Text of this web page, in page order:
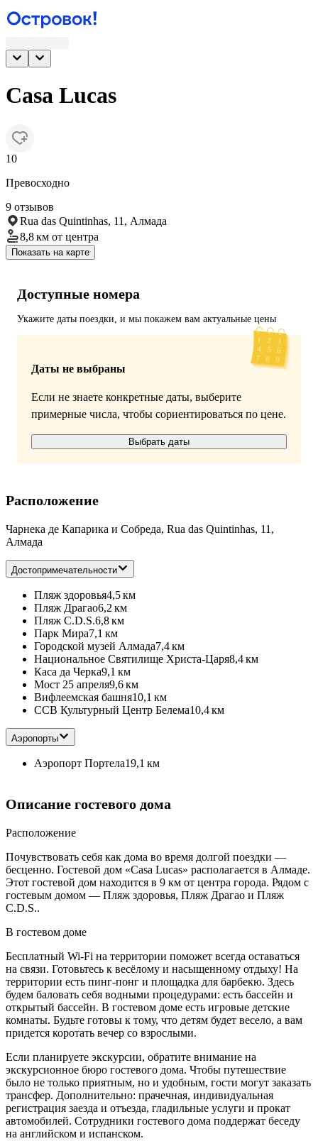
Casa Lucas
10
Превосходно
9 отзывов
Rua das Quintinhas, 11, Алмада
8,8 км от центра
Показать на карте
Доступные номера
Укажите даты поездки, и мы покажем вам актуальные цены
Даты не выбраны
Если не знаете конкретные даты, выберите
примерные числа, чтобы сориентироваться по цене.
Выбрать даты
Расположение
Чарнека де Капарика и Собреда, Rua das Quintinhas, 11,
Алмада
Достопримечательности
Пляж здоровья4,5 км
Пляж Драгао6,2 км
Пляж C.D.S.6,8 км
Парк Мира7,1 км
Городской музей Алмада7,4 км
Национальное Святилище Христа-Царя8,4 км
Каса да Черка9,1 км
Мост 25 апреля9,6 км
Вифлеемская башня10,1 км
CCB Культурный Центр Белема10,4 км
Аэропорты
Аэропорт Портела19,1 км
Описание гостевого дома
Расположение
Почувствовать себя как дома во время долгой поездки —
бесценно. Гостевой дом «Casa Lucas» располагается в Алмаде.
Этот гостевой дом находится в 9 км от центра города. Рядом с
гостевым домом — Пляж здоровья, Пляж Драгао и Пляж
C.D.S..
В гостевом доме
Бесплатный Wi-Fi на территории поможет всегда оставаться
на связи. Готовьтесь к весёлому и насыщенному отдыху! На
территории есть пинг-понг и площадка для барбекю. Здесь
будем баловать себя водными процедурами: есть бассейн и
открытый бассейн. В гостевом доме есть игровые детские
комнаты. Будьте готовы к тому, что детям будет весело, а вам
придется коротать вечер со взрослыми.
Если планируете экскурсии, обратите внимание на
экскурсионное бюро гостевого дома. Чтобы путешествие
было не только приятным, но и удобным, гости могут заказать
трансфер. Дополнительно: прачечная, индивидуальная
регистрация заезда и отъезда, гладильные услуги и прокат
автомобилей. Сотрудники гостевого дома поддержат беседу
на английском и испанском.